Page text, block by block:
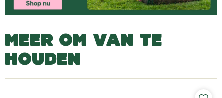
MEER OM VAN TE
HOUDEN